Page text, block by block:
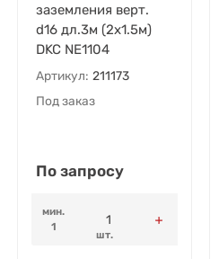
заземления верт.
d16 дл.3м (2х1.5м)
DKC NE1104
Артикул: 211173
Под заказ
По запросу
мин.
1
шт.